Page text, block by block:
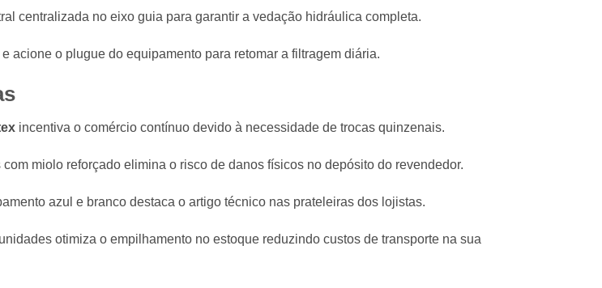
centralizada no eixo guia para garantir a vedação hidráulica completa.
acione o plugue do equipamento para retomar a filtragem diária.
incentiva o comércio contínuo devido à necessidade de trocas quinzenais.
miolo reforçado elimina o risco de danos físicos no depósito do revendedor.
azul e branco destaca o artigo técnico nas prateleiras dos lojistas.
otimiza o empilhamento no estoque reduzindo custos de transporte na sua